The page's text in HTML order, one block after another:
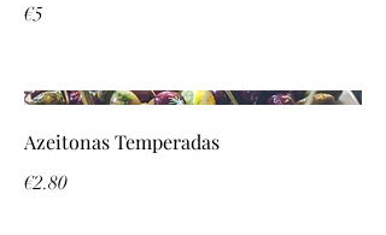
€5
Azeitonas Temperadas
€2.80